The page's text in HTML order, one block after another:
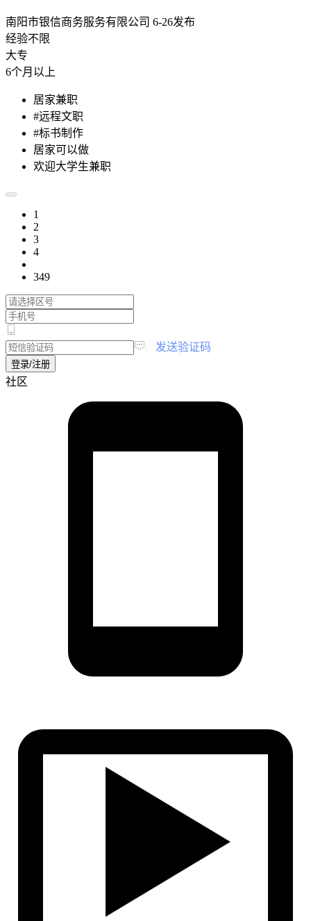
南阳市银信商务服务有限公司 6-26发布
经验不限
大专
6个月以上
居家兼职
#远程文职
#标书制作
居家可以做
欢迎大学生兼职
1
2
3
4
349
发送验证码
登录/注册
社区